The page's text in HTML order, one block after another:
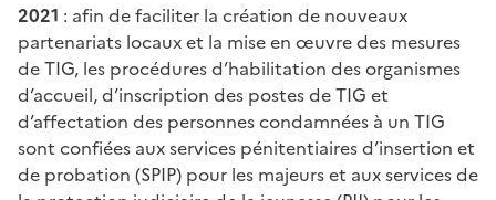
2021 : afin de faciliter la création de nouveaux
partenariats locaux et la mise en œuvre des mesures
de TIG, les procédures d’habilitation des organismes
d’accueil, d’inscription des postes de TIG et
d’affectation des personnes condamnées à un TIG
sont confiées aux services pénitentiaires d’insertion et
de probation (SPIP) pour les majeurs et aux services de